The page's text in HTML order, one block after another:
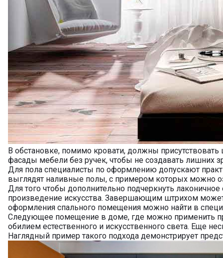
В обстановке, помимо кровати, должны
фасады мебели без ручек, чтобы не создавать лишних
Для пола специалисты по оформлению допускают
выглядят наливные полы, с примером которых можно
Для того чтобы дополнительно подчеркнуть
произведение искусства. Завершающим штрихом
оформления спального помещения можно найти в
Следующее помещение в доме, где можно применить
обилием естественного и искусственного света. Еще
Наглядный пример такого подхода демонстрирует